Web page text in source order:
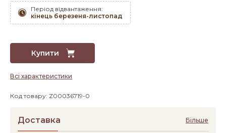
Період відвантаження:
кінець березеня-листопад
Купити
Всі характеристики
Код товару: Z00036719-0
Доставка Більше